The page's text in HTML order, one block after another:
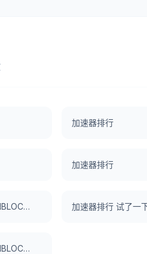
加速器排行
加速器排行
加速器排行 试了一下UNBLOCKCN，真好用。
加速器排行 试了一下UNBLOCKCN，真好用。